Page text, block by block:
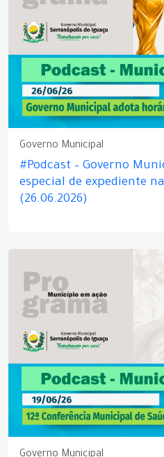
Governo Municipal
#Podcast – Governo
especial de expediente
(26.06.2026)